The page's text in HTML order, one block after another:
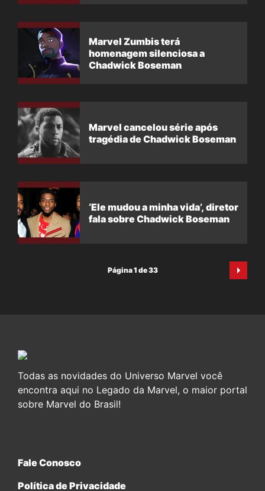
Marvel Zumbis terá
homenagem silenciosa a
Chadwick Boseman
Marvel cancelou série após
tragédia de Chadwick Boseman
‘Ele mudou a minha vida’, diretor
fala sobre Chadwick Boseman
Página 1 de 33
Todas as novidades do Universo Marvel você
encontra aqui no Legado da Marvel, o maior portal
sobre Marvel do Brasil!
Fale Conosco
Política de Privacidade